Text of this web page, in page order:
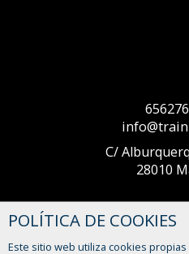
C/
28010
POLÍTICA DE COOKIES
Este sitio web utiliza cookies